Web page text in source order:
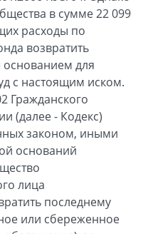
в сумме 22 099
расходы по
возвратить
для
с настоящим иском.
Гражданского
(далее - Кодекс)
законом, иными
оснований
лица
последнему
или сбереженное